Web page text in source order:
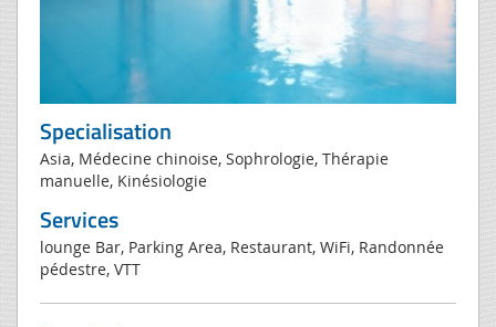
Specialisation
Asia, Médecine chinoise, Sophrologie, Thérapie
manuelle, Kinésiologie
Services
lounge Bar, Parking Area, Restaurant, WiFi, Randonnée
pédestre, VTT